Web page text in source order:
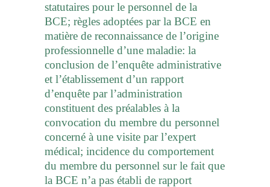
statutaires pour le personnel de la
BCE; règles adoptées par la BCE en
matière de reconnaissance de l’origine
professionnelle d’une maladie: la
conclusion de l’enquête administrative
et l’établissement d’un rapport
d’enquête par l’administration
constituent des préalables à la
convocation du membre du personnel
concerné à une visite par l’expert
médical; incidence du comportement
du membre du personnel sur le fait que
la BCE n’a pas établi de rapport